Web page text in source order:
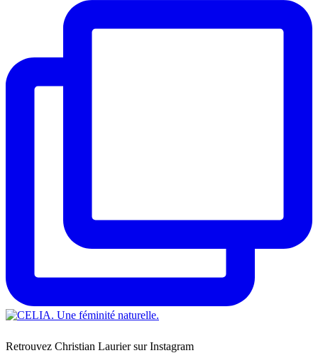
Retrouvez Christian Laurier sur Instagram